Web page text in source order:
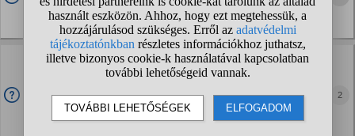
elég puhának is tűnik már, félek nem fog kitartani még 1
hónapot.
Mitől romlanak így a fogaim, és mit fognak tenni ezzel
mosom őket napi kétszer, odafigyelek rájuk,
fogszabályzásom alatt még kétszer ennyire odafigyeltem
2